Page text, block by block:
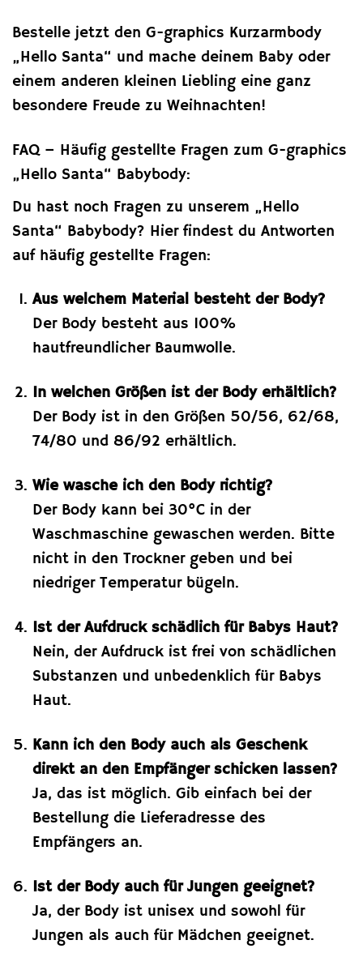
Bestelle jetzt den G-graphics Kurzarmbody
„Hello Santa“ und mache deinem Baby oder
einem anderen kleinen Liebling eine ganz
besondere Freude zu Weihnachten!
FAQ – Häufig gestellte Fragen zum G-graphics
„Hello Santa“ Babybody:
Du hast noch Fragen zu unserem „Hello
Santa“ Babybody? Hier findest du Antworten
auf häufig gestellte Fragen:
Aus welchem Material besteht der Body?
Der Body besteht aus 100%
hautfreundlicher Baumwolle.
In welchen Größen ist der Body erhältlich?
Der Body ist in den Größen 50/56, 62/68,
74/80 und 86/92 erhältlich.
Wie wasche ich den Body richtig?
Der Body kann bei 30°C in der
Waschmaschine gewaschen werden. Bitte
nicht in den Trockner geben und bei
niedriger Temperatur bügeln.
Ist der Aufdruck schädlich für Babys Haut?
Nein, der Aufdruck ist frei von schädlichen
Substanzen und unbedenklich für Babys
Haut.
Kann ich den Body auch als Geschenk
direkt an den Empfänger schicken lassen?
Ja, das ist möglich. Gib einfach bei der
Bestellung die Lieferadresse des
Empfängers an.
Ist der Body auch für Jungen geeignet?
Ja, der Body ist unisex und sowohl für
Jungen als auch für Mädchen geeignet.